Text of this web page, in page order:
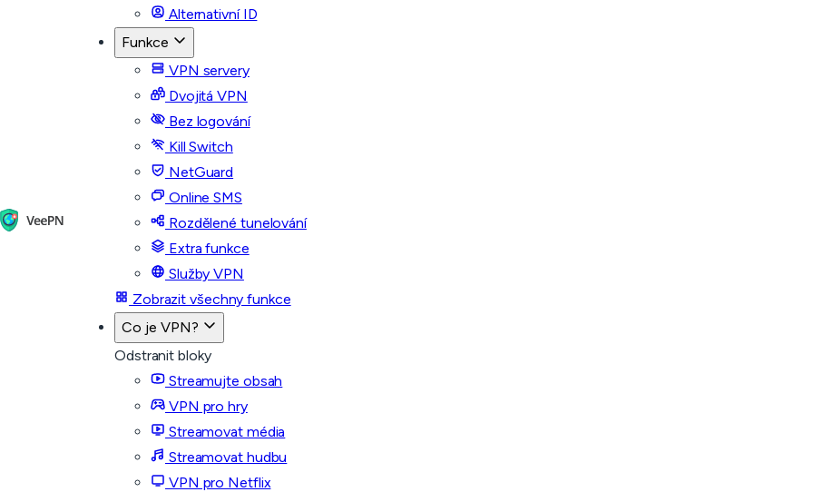
Alternativní ID
Funkce
VPN servery
Dvojitá VPN
Bez logování
Kill Switch
NetGuard
Online SMS
Rozdělené tunelování
Extra funkce
Služby VPN
Zobrazit všechny funkce
Co je VPN?
Odstranit bloky
Streamujte obsah
VPN pro hry
Streamovat média
Streamovat hudbu
VPN pro Netflix